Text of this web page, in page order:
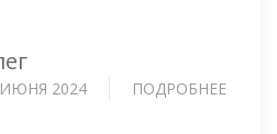
2024 ПОДРОБНЕЕ